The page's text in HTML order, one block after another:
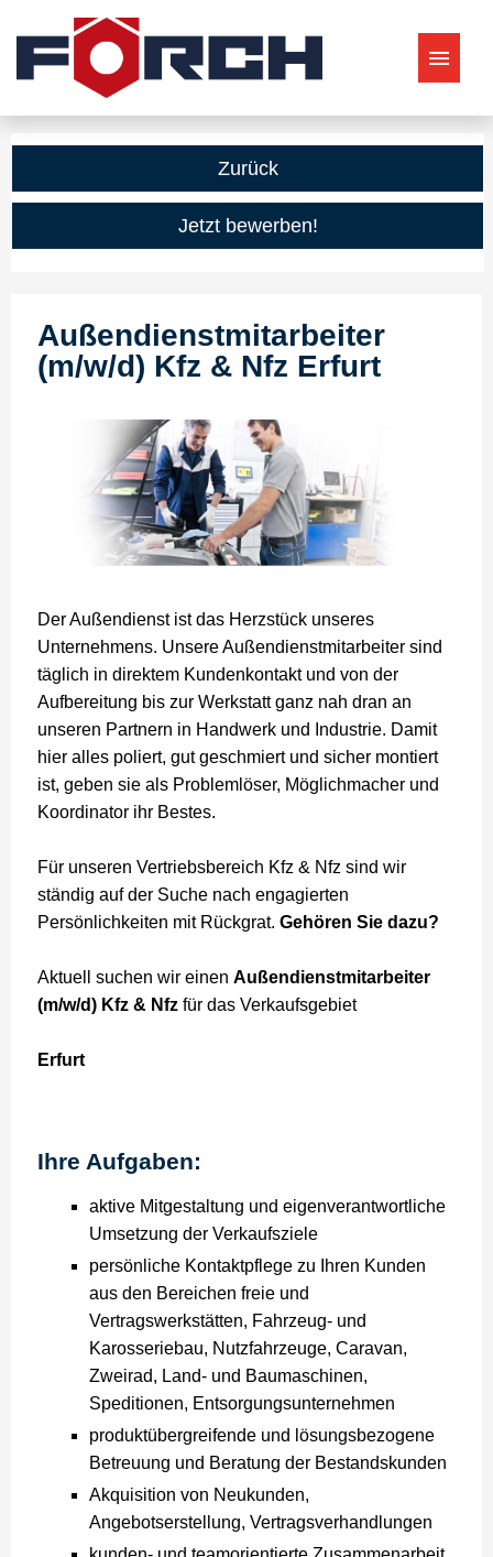
Aktuelle Stellenangebote
Zurück
Jetzt bewerben!
Außendienstmitarbeiter
(m/w/d) Kfz & Nfz Erfurt
Der Außendienst ist das Herzstück unseres
Unternehmens. Unsere Außendienstmitarbeiter sind
täglich in direktem Kundenkontakt und von der
Aufbereitung bis zur Werkstatt ganz nah dran an
unseren Partnern in Handwerk und Industrie. Damit
hier alles poliert, gut geschmiert und sicher montiert
ist, geben sie als Problemlöser, Möglichmacher und
Koordinator ihr Bestes.
Für unseren Vertriebsbereich Kfz & Nfz sind wir
ständig auf der Suche nach engagierten
Persönlichkeiten mit Rückgrat. Gehören Sie dazu?
Aktuell suchen wir einen Außendienstmitarbeiter
(m/w/d) Kfz & Nfz für das Verkaufsgebiet
Erfurt
Ihre Aufgaben:
aktive Mitgestaltung und eigenverantwortliche
Umsetzung der Verkaufsziele
persönliche Kontaktpflege zu Ihren Kunden
aus den Bereichen freie und
Vertragswerkstätten, Fahrzeug- und
Karosseriebau, Nutzfahrzeuge, Caravan,
Zweirad, Land- und Baumaschinen,
Speditionen, Entsorgungsunternehmen
produktübergreifende und lösungsbezogene
Betreuung und Beratung der Bestandskunden
Akquisition von Neukunden,
Angebotserstellung, Vertragsverhandlungen